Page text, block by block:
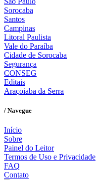
Sorocaba
Santos
Campinas
Litoral Paulista
Vale do Paraíba
Cidade de Sorocaba
Segurança
CONSEG
Editais
Araçoiaba da Serra
/ Navegue
Início
Sobre
Painel do Leitor
Termos de Uso e Privacidade
FAQ
Contato